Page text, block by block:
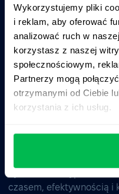
Wykorzystujemy pliki
i reklam, aby oferować
analizować ruch w
korzystasz z naszej
społecznościowym,
Partnerzy mogą
otrzymanymi od Ciebie
korzystania z ich usług.
Zapytaj AI o
ChatGPT
Business
czasem, efektywnością i